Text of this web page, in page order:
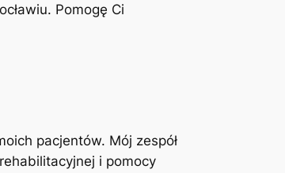
Pomogę Ci
pacjentów. Mój zespół
i pomocy